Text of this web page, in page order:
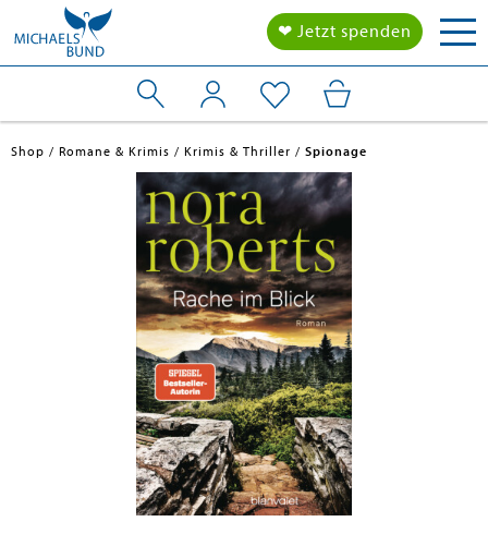
❤ Jetzt spenden
Shop Romane & Krimis Krimis & Thriller Spionage